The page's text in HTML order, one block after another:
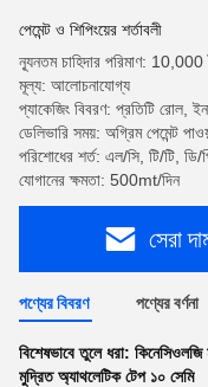
পেমেন্ট ও শিপিংয়ের শর্তাবলী
ন্যূনতম চাহিদার পরিমাণ: 10,000
মূল্য: আলোচনাযোগ্য
প্যাকেজিং বিবরণ: প্রতিটি রোল,
ডেলিভারি সময়: অগ্রিম পেমেন্ট
পরিশোধের শর্ত: এল/সি, টি/টি, ডি/
যোগানের ক্ষমতা: 500mt/দিন
সেরা
পণ্যের বিবরণ পণ্যের বর্ণনা
বিশেষভাবে তুলে ধরা:
মুদ্রিত অ্যাথলেটিক টেপ ১০ সেমি